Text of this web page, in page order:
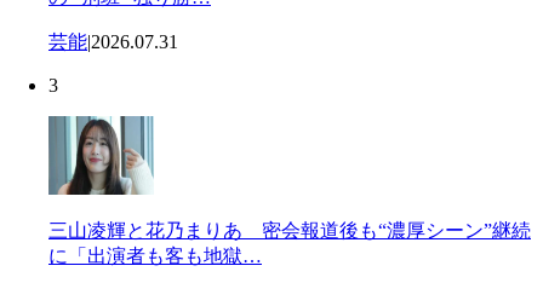
芸能|2026.07.31
3
三山凌輝と花乃まりあ 密会報道後も“濃厚シーン”継続
に「出演者も客も地獄…